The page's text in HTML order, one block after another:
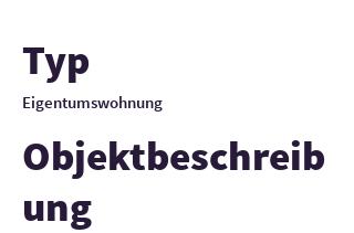
Typ
Eigentumswohnung
Objektbeschreib
ung